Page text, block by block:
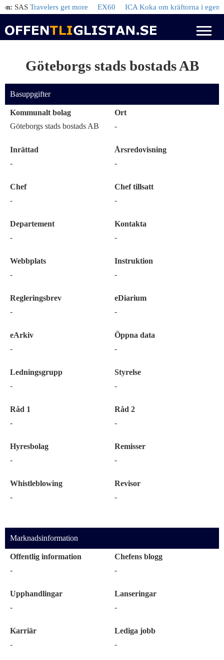
SASTravelers get more EX60 ICA Koka om kräftorna i egen lag
Göteborgs stads bostads AB
Basuppgifter
Kommunalt bolag
Göteborgs stads bostads AB
Ort
-
Inrättad
-
Årsredovisning
-
Chef
-
Chef tillsatt
-
Departement
-
Kontakta
-
Webbplats
-
Instruktion
-
Regleringsbrev
-
eDiarium
-
eArkiv
-
Öppna data
-
Ledningsgrupp
-
Styrelse
-
Råd 1
-
Råd 2
-
Hyresbolag
-
Remisser
-
Whistleblowing
-
Revisor
-
Marknadsinformation
Offentlig information
-
Chefens blogg
-
Upphandlingar
-
Lanseringar
-
Karriär
-
Lediga jobb
-